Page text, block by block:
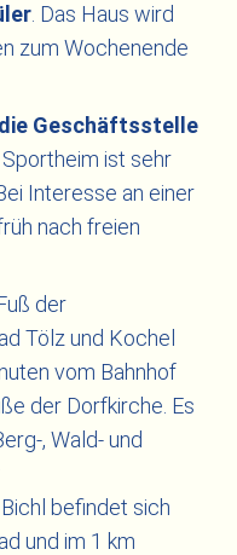
. Das Haus wird
zum Wochenende
Geschäftsstelle
ist sehr
Interesse an einer
nach freien
der
Tölz und Kochel
vom Bahnhof
der Dorfkirche. Es
, Wald- und
befindet sich
und im 1 km